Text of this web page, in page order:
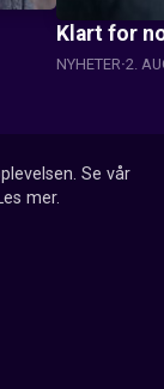
Klart for
NYHETER 2.
Se vår
mer.